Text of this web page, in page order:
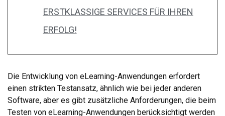
ERSTKLASSIGE SERVICES FÜR IHREN
ERFOLG!
Die Entwicklung von eLearning-Anwendungen erfordert
einen strikten Testansatz, ähnlich wie bei jeder anderen
Software, aber es gibt zusätzliche Anforderungen, die beim
Testen von eLearning-Anwendungen berücksichtigt werden